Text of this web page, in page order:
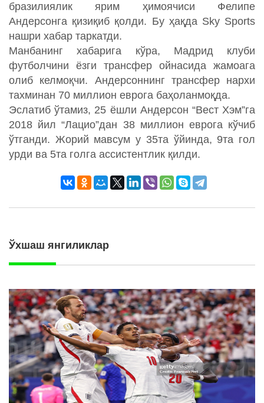
бразилиялик ярим ҳимоячиси Фелипе
Андерсонга қизиқиб қолди. Бу ҳақда Sky Sports
нашри хабар таркатди.
Манбанинг хабарига кўра, Мадрид клуби
футболчини ёзги трансфер ойнасида жамоага
олиб келмоқчи. Андерсоннинг трансфер нархи
тахминан 70 миллион еврога баҳоланмоқда.
Эслатиб ўтамиз, 25 ёшли Андерсон “Вест Хэм”га
2018 йил “Лацио”дан 38 миллион еврога кўчиб
ўтганди. Жорий мавсум у 35та ўйинда, 9та гол
урди ва 5та голга ассистентлик қилди.
Ўхшаш янгиликлар